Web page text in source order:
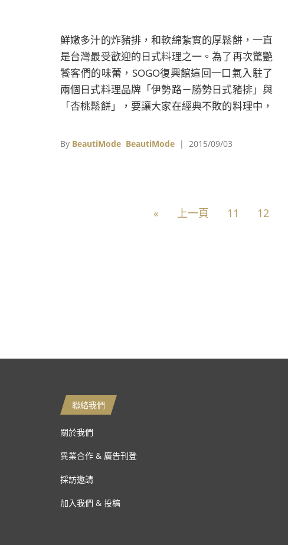
鮮嫩多汁的炸豬排，和軟綿紮實的厚鬆餅，一直
是台灣最受歡迎的日式料理之一。為了再次驚艷
饕客們的味蕾，SOGO復興館這回一口氣入駐了
兩個日式料理品牌「伊勢路－勝勢日式豬排」與
「杏桃鬆餅」，要讓大家在經典不敗的料理中，
By BeautiMode BeautiMode | 2015/09/03
« 上一頁 11 12
聯絡我們
關於我們
異業合作 & 廣告刊登
採訪邀請
加入我們 & 投稿